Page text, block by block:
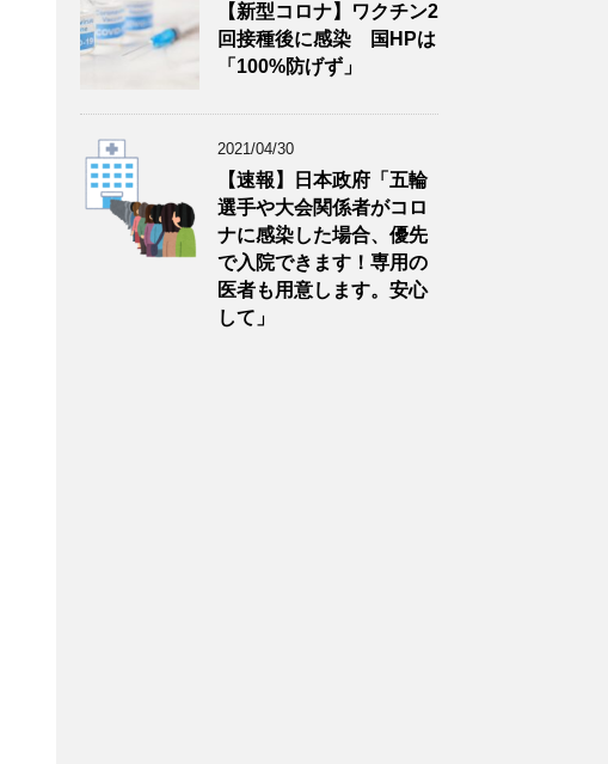
【新型コロナ】ワクチン2
回接種後に感染 国HPは
「100%防げず」
2021/04/30
【速報】日本政府「五輪
選手や大会関係者がコロ
ナに感染した場合、優先
で入院できます！専用の
医者も用意します。安心
して」